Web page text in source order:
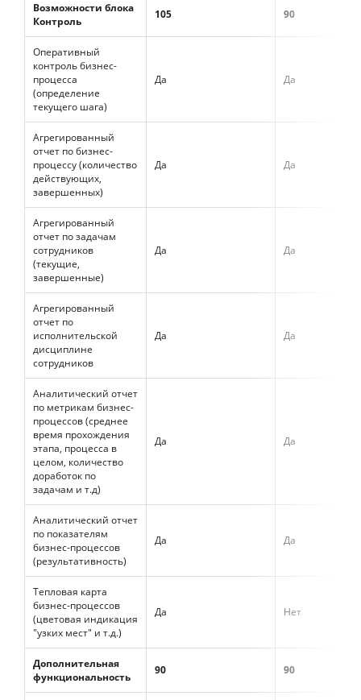
Возможности блока
Контроль
105 90
Оперативный
контроль бизнес-
процесса
(определение
текущего шага)
Да Да
Агрегированный
отчет по бизнес-
процессу (количество
действующих,
завершенных)
Да Да
Агрегированный
отчет по задачам
сотрудников
(текущие,
завершенные)
Да Да
Агрегированный
отчет по
исполнительской
дисциплине
сотрудников
Да Да
Аналитический отчет
по метрикам бизнес-
процессов (среднее
время прохождения
этапа, процесса в
целом, количество
доработок по
задачам и т.д)
Да Да
Аналитический отчет
по показателям
бизнес-процессов
(результативность)
Да Да
Тепловая карта
бизнес-процессов
(цветовая индикация
"узких мест" и т.д.)
Да Нет
Дополнительная
функциональность
90 90